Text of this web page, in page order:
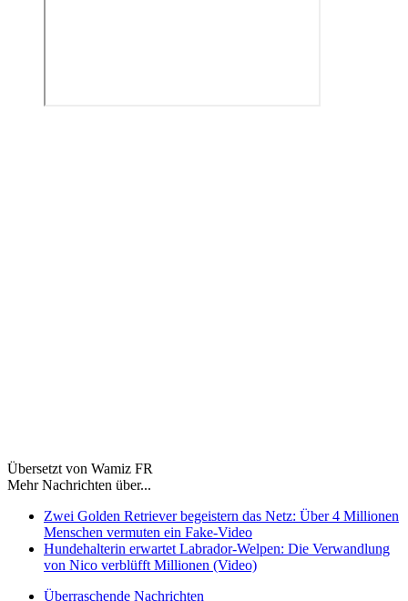
Übersetzt von Wamiz FR
Mehr Nachrichten über...
Zwei Golden Retriever begeistern das Netz: Über 4 Millionen
Menschen vermuten ein Fake-Video
Hundehalterin erwartet Labrador-Welpen: Die Verwandlung
von Nico verblüfft Millionen (Video)
Überraschende Nachrichten